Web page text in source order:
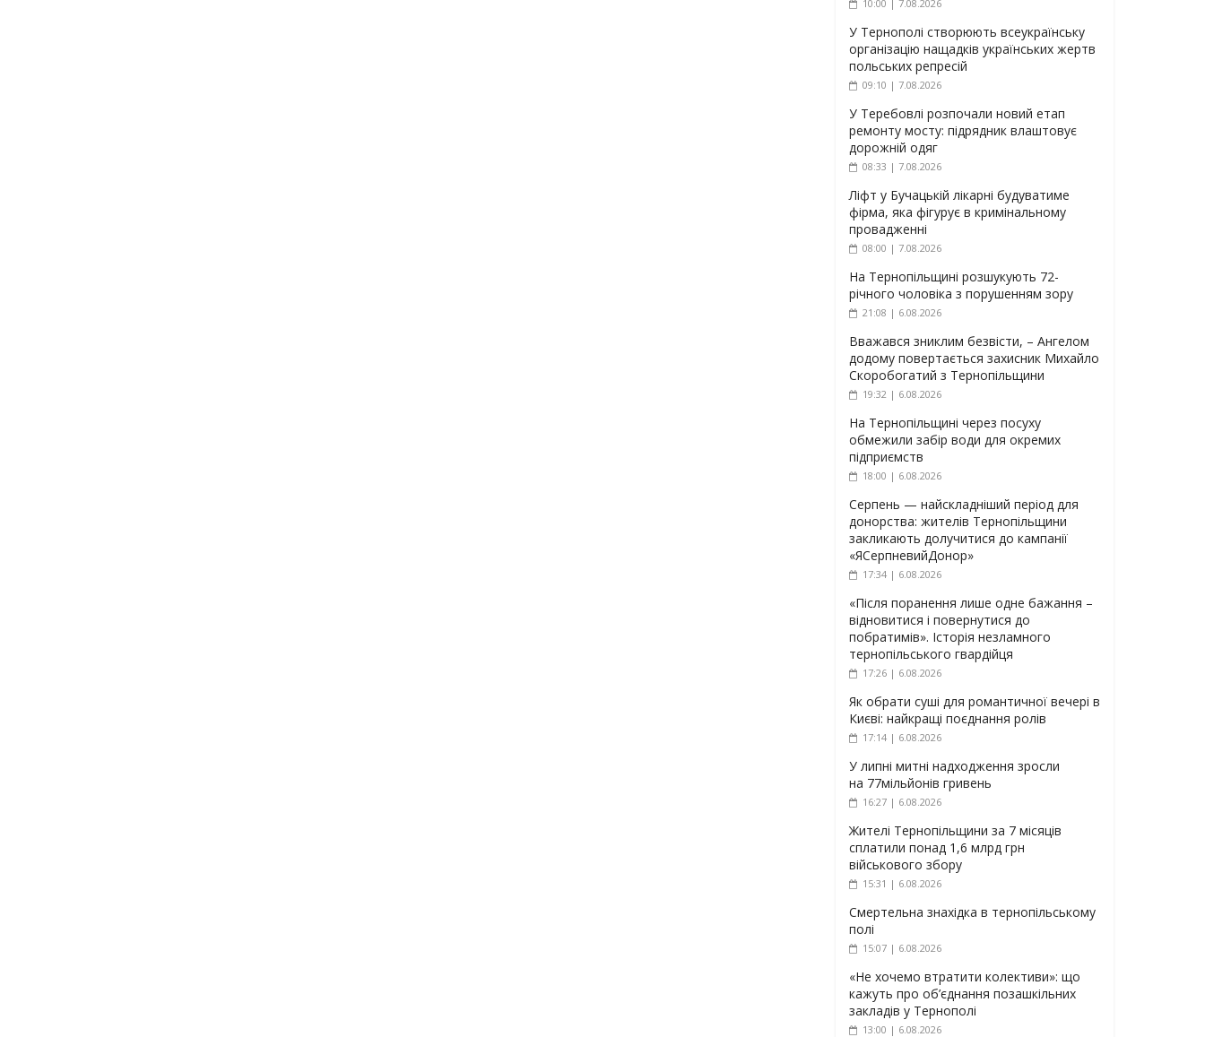
10:00 | 7.08.2026
У Тернополі створюють всеукраїнську
організацію нащадків українських жертв
польських репресій
09:10 | 7.08.2026
У Теребовлі розпочали новий етап
ремонту мосту: підрядник влаштовує
дорожній одяг
08:33 | 7.08.2026
Ліфт у Бучацькій лікарні будуватиме
фірма, яка фігурує в кримінальному
провадженні
08:00 | 7.08.2026
На Тернопільщині розшукують 72-
річного чоловіка з порушенням зору
21:08 | 6.08.2026
Вважався зниклим безвісти, – Ангелом
додому повертається захисник Михайло
Скоробогатий з Тернопільщини
19:32 | 6.08.2026
На Тернопільщині через посуху
обмежили забір води для окремих
підприємств
18:00 | 6.08.2026
Серпень — найскладніший період для
донорства: жителів Тернопільщини
закликають долучитися до кампанії
«ЯСерпневийДонор»
17:34 | 6.08.2026
«Після поранення лише одне бажання –
відновитися і повернутися до
побратимів». Історія незламного
тернопільського гвардійця
17:26 | 6.08.2026
Як обрати суші для романтичної вечері в
Києві: найкращі поєднання ролів
17:14 | 6.08.2026
У липні митні надходження зросли
на 77мільйонів гривень
16:27 | 6.08.2026
Жителі Тернопільщини за 7 місяців
сплатили понад 1,6 млрд грн
військового збору
15:31 | 6.08.2026
Смертельна знахідка в тернопільському
полі
15:07 | 6.08.2026
«Не хочемо втратити колективи»: що
кажуть про об’єднання позашкільних
закладів у Тернополі
13:00 | 6.08.2026